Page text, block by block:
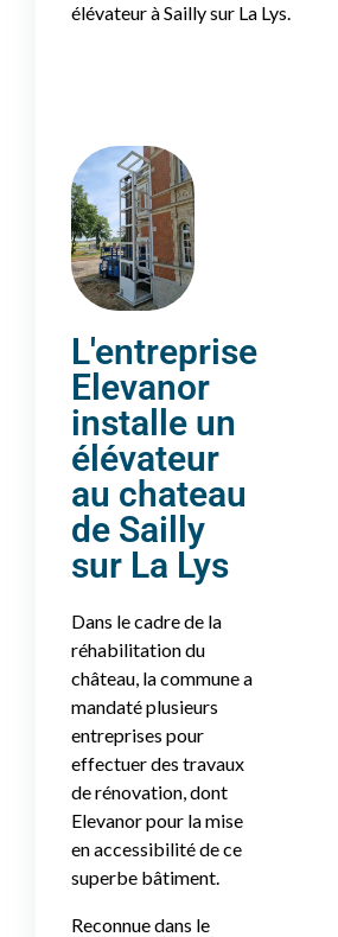
élévateur à Sailly sur La Lys.
L'entreprise
Elevanor
installe un
élévateur
au chateau
de Sailly
sur La Lys
Dans le cadre de la
réhabilitation du
château, la commune a
mandaté plusieurs
entreprises pour
effectuer des travaux
de rénovation, dont
Elevanor pour la mise
en accessibilité de ce
superbe bâtiment.
Reconnue dans le